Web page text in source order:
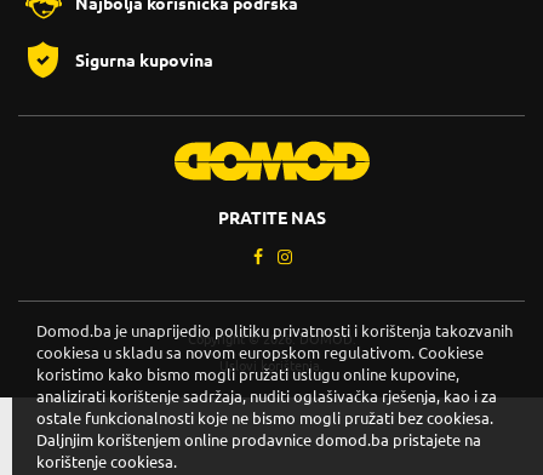
Sigurna kupovina
PRATITE NAS
Copyright © 2026. DOMOD.
Uslovi korištenja
Domod.ba je unaprijedio politiku privatnosti i korištenja takozvanih
cookiesa u skladu sa novom europskom regulativom. Cookiese
koristimo kako bismo mogli pružati uslugu online kupovine,
analizirati korištenje sadržaja, nuditi oglašivačka rješenja, kao i za
ostale funkcionalnosti koje ne bismo mogli pružati bez cookiesa.
Daljnjim korištenjem online prodavnice domod.ba pristajete na
korištenje cookiesa.